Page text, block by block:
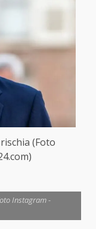
(Foto
Instagram -